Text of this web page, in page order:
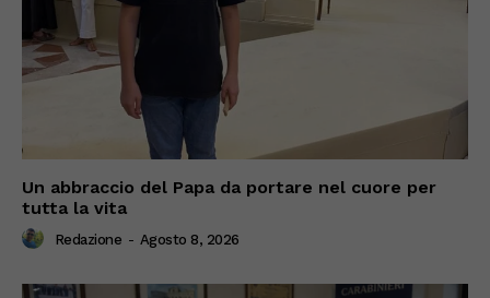
Un abbraccio del Papa da portare nel cuore per
tutta la vita
Redazione - Agosto 8, 2026